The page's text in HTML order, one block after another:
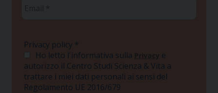
Privacy policy *
Ho letto l'informativa sulla Privacy e
autorizzo il Centro Studi Scienza & Vita a
trattare i miei dati personali ai sensi del
Regolamento UE 2016/679